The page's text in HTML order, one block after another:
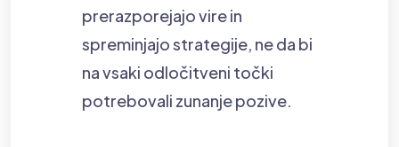
prerazporejajo vire in
spreminjajo strategije, ne da bi
na vsaki odločitveni točki
potrebovali zunanje pozive.